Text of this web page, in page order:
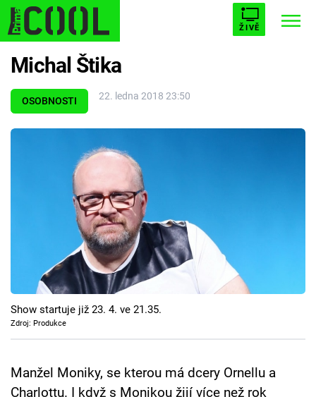
ŽIVĚ
Trendy: STARHOUSE
ESCAPE PLNEJ KOTEL AVENGERS 5
Témata
Seriály
Hry
Cool Esport
Pořady
OSOBNOSTI 22. ledna 2018 23:50
Michal Štika
Show startuje již 23. 4. ve 21.35.
Zdroj: Produkce
Manžel Moniky, se kterou má dcery Ornellu a
Charlottu. I když s Monikou žijí více než rok